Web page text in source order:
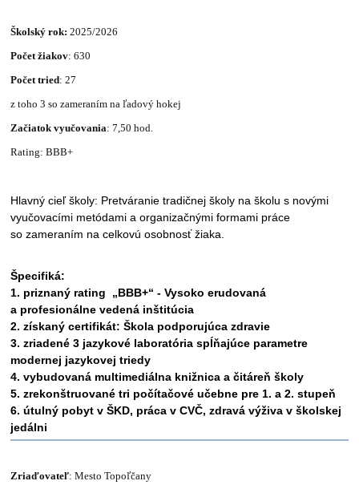
Školský rok: 2025/2026
Počet žiakov: 630
Počet tried: 27
z toho 3 so zameraním na ľadový hokej
Začiatok vyučovania: 7,50 hod.
Rating: BBB+
Hlavný cieľ školy: Pretváranie tradičnej školy na školu s novými
vyučovacími metódami a organizačnými formami práce
so zameraním na celkovú osobnosť žiaka.
Špecifiká:
1. priznaný rating „BBB+“ - Vysoko erudovaná
a profesionálne vedená inštitúcia
2. získaný certifikát: Škola podporujúca zdravie
3. zriadené 3 jazykové laboratória spĺňajúce parametre
modernej jazykovej triedy
4. vybudovaná multimediálna knižnica a čitáreň školy
5. zrekonštruované tri počítačové učebne pre 1. a 2. stupeň
6. útulný pobyt v ŠKD, práca v CVČ, zdravá výživa v školskej
jedálni
Zriaďovateľ: Mesto Topoľčany